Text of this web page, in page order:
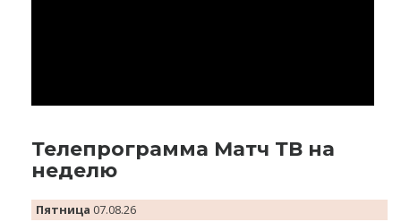
Телепрограмма Матч ТВ на
неделю
Пятница 07.08.26